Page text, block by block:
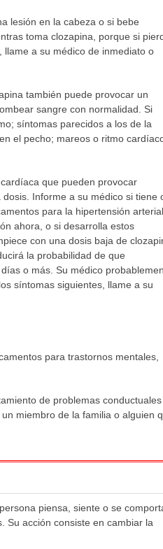
lesión en la cabeza o si bebe
toma clozapina, porque si
a su médico de inmediato o
también puede provocar un
sangre con normalidad. Si
síntomas parecidos a los de la
el pecho; mareos o ritmo
que pueden provocar
Informe a su médico si tiene
para la hipertensión
ahora, o si desarrolla estos
con una dosis baja de
la probabilidad de que
o más. Su médico
síntomas siguientes, llame a su
para trastornos mentales,
de problemas conductuales
miembro de la familia o alguien
piensa, siente o se
Su acción consiste en cambiar la